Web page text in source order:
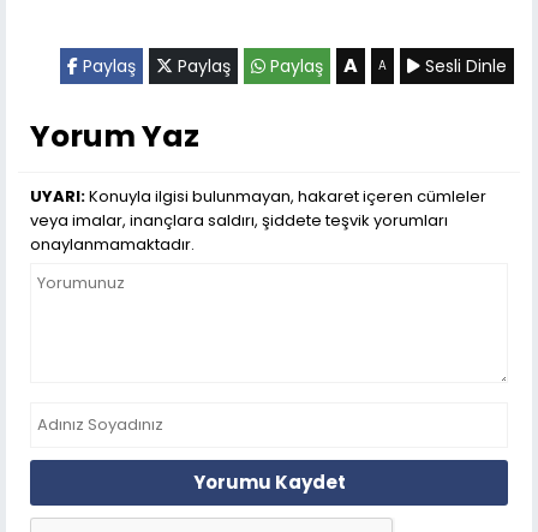
Paylaş Paylaş Paylaş A A Sesli Dinle
Yorum Yaz
UYARI:Konuyla ilgisi bulunmayan, hakaret içeren cümleler
veya imalar, inançlara saldırı, şiddete teşvik yorumları
onaylanmamaktadır.
Yorumu Kaydet